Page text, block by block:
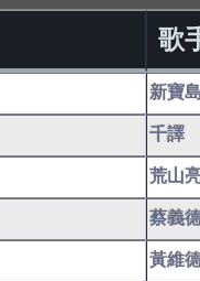
歌
新寶
千譯
荒山
蔡義
黃維